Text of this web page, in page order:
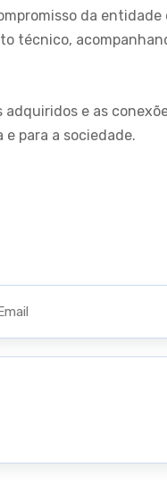
da entidade
técnico,
e as
para a sociedade.